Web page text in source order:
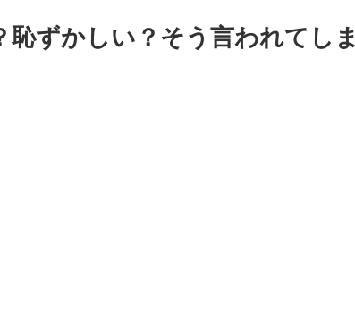
恥ずかしい？そう言われてしま